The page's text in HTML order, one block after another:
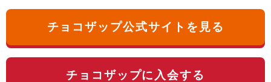
チョコザップ公式サイトを見る
チョコザップに入会する